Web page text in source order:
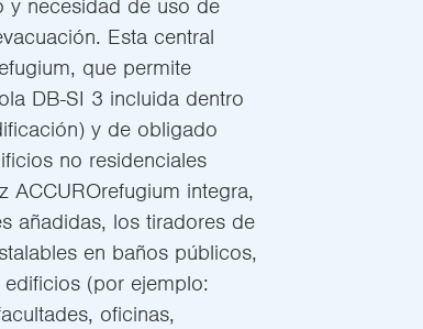
y necesidad de uso de
Esta central
que permite
DB-SI 3 incluida dentro
y de obligado
no residenciales
integra,
añadidas, los tiradores de
en baños públicos,
(por ejemplo:
oficinas,